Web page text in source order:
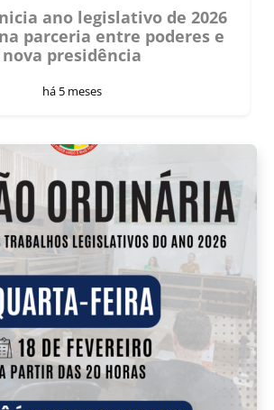
ano legislativo de 2026
parceria entre poderes e
nova presidência
há 5 meses